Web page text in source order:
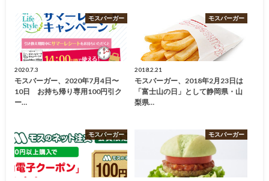
モスバーガー
2020.7.3
モスバーガー、2020年7月4日〜
10日 お持ち帰り専用100円引ク
ー…
モスバーガー
2018.2.21
モスバーガー、2018年2月23日は
「富士山の日」として静岡県・山
梨県…
モスバーガー モスバーガー